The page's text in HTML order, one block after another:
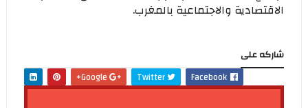
الاقتصادية والاجتماعية بالمغرب.
شاركه على
Facebook
Twitter